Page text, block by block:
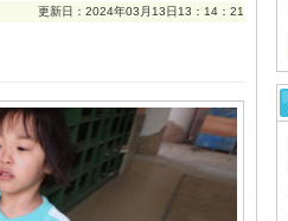
更新日：2024年03月13日13：14：21